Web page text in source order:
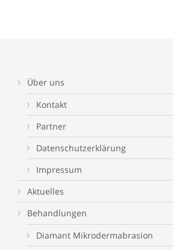
Über uns
Kontakt
Partner
Datenschutzerklärung
Impressum
Aktuelles
Behandlungen
Diamant Mikrodermabrasion